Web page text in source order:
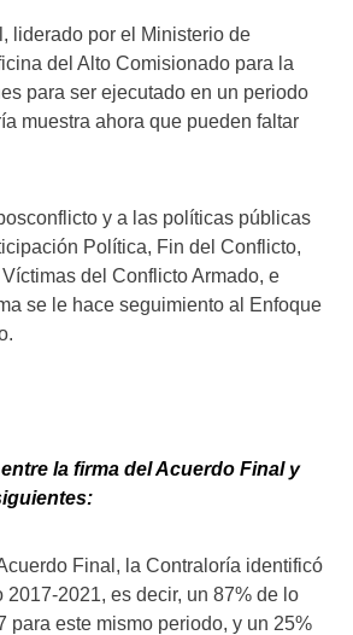
liderado por el Ministerio de
del Alto Comisionado para la
para ser ejecutado en un periodo
muestra ahora que pueden faltar
y a las políticas públicas
Política, Fin del Conflicto,
del Conflicto Armado, e
se le hace seguimiento al Enfoque
la firma del Acuerdo Final y
Final, la Contraloría identificó
2021, es decir, un 87% de lo
para este mismo periodo, y un 25%